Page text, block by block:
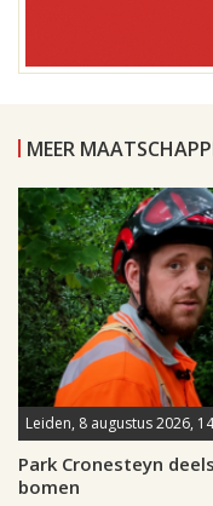
MEER
Leiden, 8 augustus 2026,
Park Cronesteyn
bomen